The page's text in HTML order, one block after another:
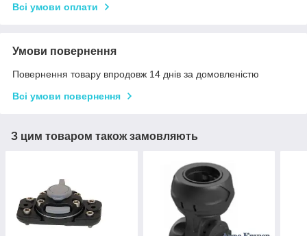
Всі умови оплати
Умови повернення
Повернення товару впродовж 14 днів за домовленістю
Всі умови повернення
З цим товаром також замовляють